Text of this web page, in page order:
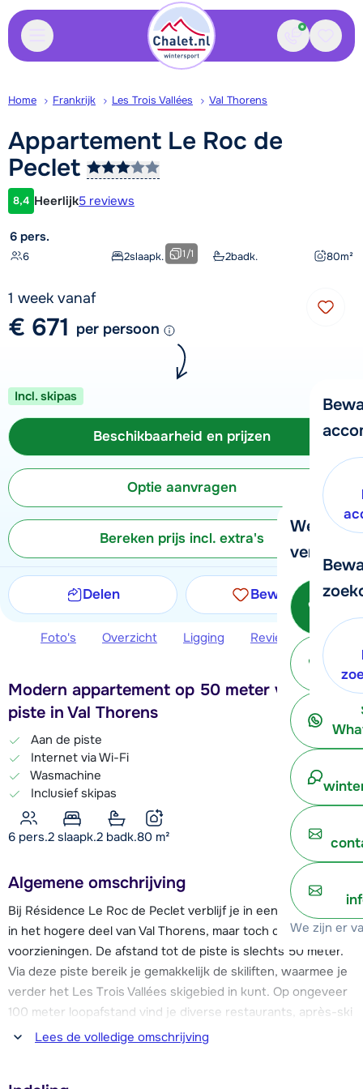
Contact
We
verder!
Bel
We zijn er
Home Frankrijk Les Trois Vallées Val Thorens
Appartement Le Roc de
Peclet
Klantwaardering
8,4 Heerlijk5 reviews
6 pers.
6 2slaapk. 2badk. 80m²
1/1
1 week vanaf
€ 671 per persoon
Incl. skipas
Beschikbaarheid en prijzen
Optie aanvragen
Bereken prijs incl. extra's
Delen Bewaren
Foto's Overzicht Ligging Reviews
Modern appartement op 50 meter van de
piste in Val Thorens
Aan de piste
Internet via Wi-Fi
Wasmachine
Inclusief skipas
6 pers.2 slaapk.2 badk.80 m²
Algemene omschrijving
Bij Résidence Le Roc de Peclet verblijf je in een rustige wijk
in het hogere deel van Val Thorens, maar toch dichtbij allerlei
voorzieningen. De afstand tot de piste is slechts 50 meter.
Via deze piste bereik je gemakkelijk de skiliften, waarmee je
verder het Les Trois Vallées skigebied in kunt. Op ongeveer
100 meter loopafstand vind je diverse restaurants, après-ski
bars, winkels, een supermarkt en een skibushalte. De
Lees de volledige omschrijving